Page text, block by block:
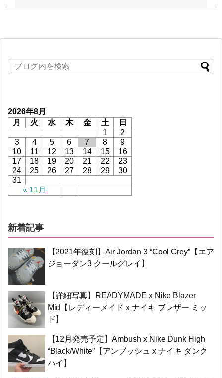
2026年8月
月
火 水 木 金 土 日
« 11月
1
2
3
4 5 6 7 8
9
10
11 12 13 14 15
16
17
18 19 20 21 22
23
24
25 26 27 28 29
30
31
新着記事
【2021年復刻】Air Jordan 3 “Cool Grey”【エア
ジョーダン3 クールグレイ】
【詳細写真】READYMADE x Nike Blazer
Mid【レディーメイド x ナイキ ブレザー ミッ
ド】
【12月発売予定】Ambush x Nike Dunk High
“Black/White”【アンブッシュ x ナイキ ダンク
ハイ】